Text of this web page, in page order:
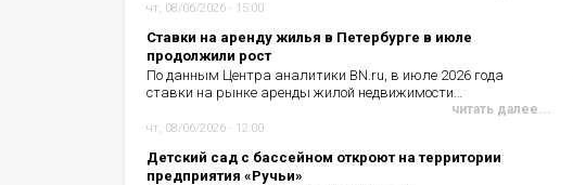
чт, 08/06/2026 - 15:00
Ставки на аренду жилья в Петербурге в июле
продолжили рост
По данным Центра аналитики BN.ru, в июле 2026 года
ставки на рынке аренды жилой недвижимости…
читать далее...
чт, 08/06/2026 - 12:00
Детский сад с бассейном откроют на территории
предприятия «Ручьи»